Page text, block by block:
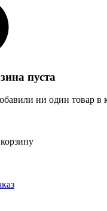
пуста
ни один товар в